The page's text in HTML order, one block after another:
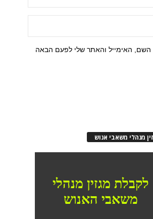
האימייל והאתר שלי לפעם הבאה
מנהלי משאבי אנוש